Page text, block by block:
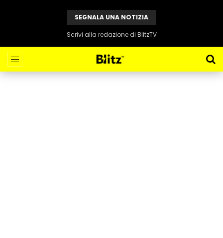
SEGNALA UNA NOTIZIA
Scrivi alla redazione di BlitzTV